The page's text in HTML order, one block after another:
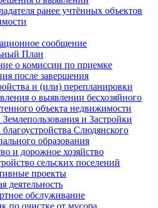
ранее учтённых объектов
сообщение
План
о комиссии по приемке
после завершения
и (или) перепланировки
о выявлении бесхозяйного
объекта недвижимости
и Застройки
Слюдянского
образования
и дорожное хозяйство
сельских поселений
проекты
деятельность
обслуживание